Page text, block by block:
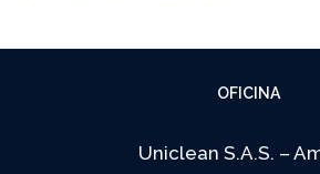
OFICINA
Uniclean S.A.S. –